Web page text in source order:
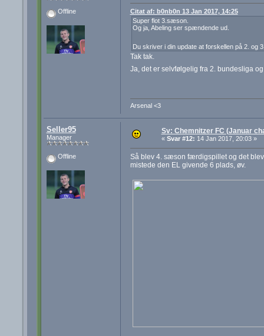
Offline
Citat af: b0nb0n 13 Jan 2017, 14:25
Super flot 3.sæson.
Og ja, Abeling ser spændende ud.
Du skriver i din update at forskellen på 2. og
Tak tak.
Ja, det er selvfølgelig fra 2. bundesliga
Arsenal <3
Seller95
Manager
Offline
Sv: Chemnitzer FC (Januar
« Svar #12: 14 Jan 2017, 20:03 »
Så blev 4. sæson færdigspillet og det
mistede den EL givende 6 plads, øv.